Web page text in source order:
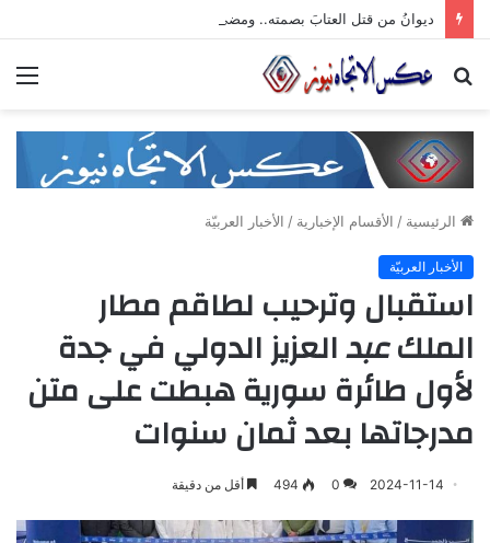
ديوانُ من قتل العتابَ بصمته.. ومضى خلف الأبوابِ يجرُّ ماضيه
بحث
الرئيسية / الأقسام الإخبارية / الأخبار العربيّة
الأخبار العربيّة
استقبال وترحيب لطاقم مطار
الملكعبدالعزيز الدولي في جدة
لأول طائرة سورية هبطت على متن
مدرجاتها بعد ثمان سنوات
2024-11-14
0
494 أقل من دقيقة